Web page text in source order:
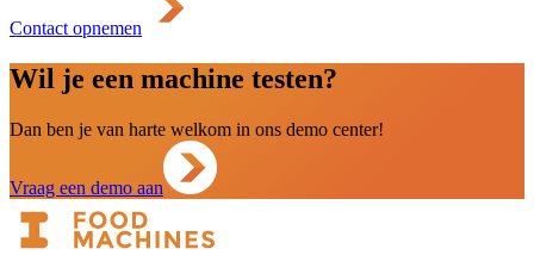
Contact opnemen
Wil je een machine testen?
Dan ben je van harte welkom in ons demo center!
Vraag een demo aan